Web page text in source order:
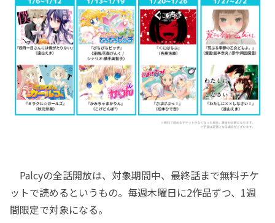
Palcyの全話開放は、対象期間中、最終話まで無料チケ
ットで読めるというもの。毎週木曜日に2作品ずつ、1週
間限定で対象になる。